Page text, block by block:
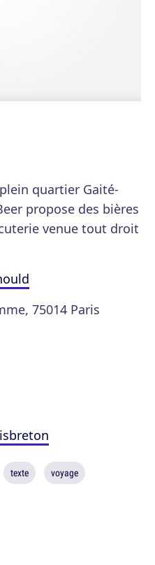
quartier Gaité-
propose des bières
venue tout droit
75014 Paris
texte voyage